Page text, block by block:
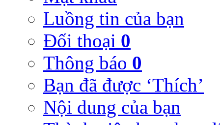
Luồng tin của bạn
Đối thoại 0
Thông báo 0
Bạn đã được ‘Thích’
Nội dung của bạn